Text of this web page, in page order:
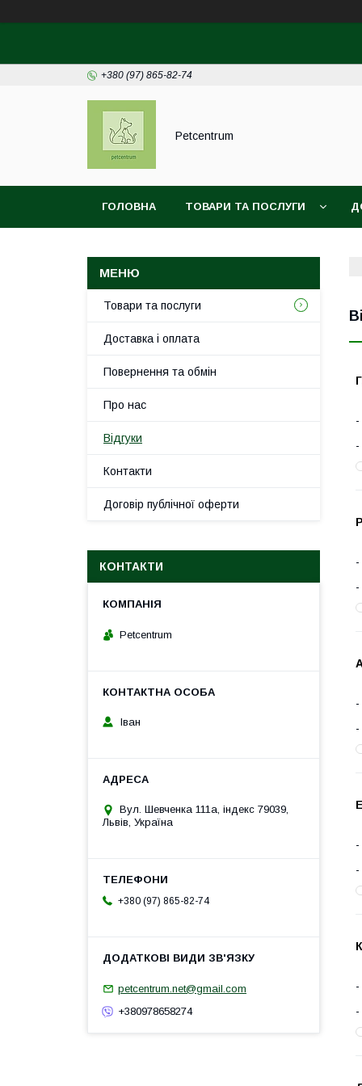
+380 (97) 865-82-74
Petcentrum
ГОЛОВНА ТОВАРИ ТА ПОСЛУГИ
Товари та послуги
Доставка і оплата
Повернення та обмін
Про нас
Відгуки
Контакти
Договір публічної оферти
КОНТАКТИ
Petcentrum
Іван
Вул. Шевченка 111а, індекс 79039,
Львів, Україна
+380 (97) 865-82-74
petcentrum.net@gmail.com
+380978658274